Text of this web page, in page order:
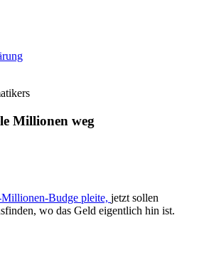
Millionen weg
Budge pleite, jetzt sollen
wo das Geld eigentlich hin ist.